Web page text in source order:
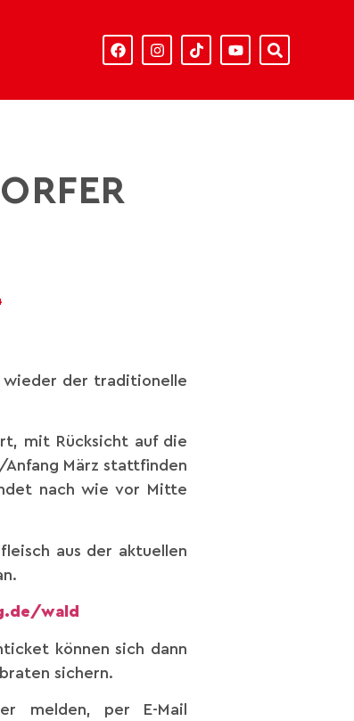
wieder der traditionelle
mit Rücksicht auf die
März stattfinden
nach wie vor Mitte
aus der aktuellen
wald
können sich dann
sichern.
melden, per E-Mail